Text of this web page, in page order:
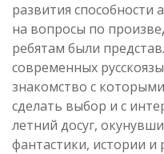
развития способности
на вопросы по
ребятам были
современных
знакомство с
сделать выбор и с
летний досуг,
фантастики, истории и